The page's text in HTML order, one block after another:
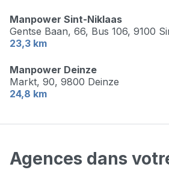
Manpower Sint-Niklaas
Gentse Baan, 66, Bus 106, 9100
23,3 km
Manpower Deinze
Markt, 90, 9800 Deinze
24,8 km
Agences dans